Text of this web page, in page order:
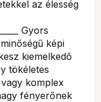
az élesség
Gyors
képi
kiemelkedő
tökéletes
komplex
fényerőnek